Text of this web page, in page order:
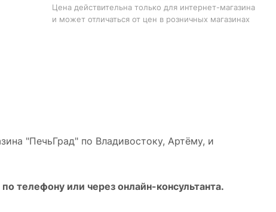
Цена действительна только для интернет-магазина
и может отличаться от цен в розничных магазинах
"ПечьГрад" по Владивостоку, Артёму, и
телефону или через онлайн-консультанта.